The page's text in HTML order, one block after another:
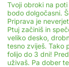
Tvoji obroki na
bodo dolgočasni.
Priprava je
Ptuj začiniš in
veliko desko,
tesno zviješ. Tako
folijo do 3 dni!
uživaš. Pa dober